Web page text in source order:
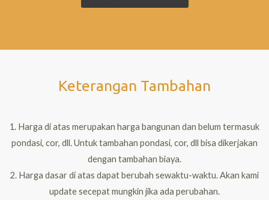
Keterangan Tambahan
1. Harga di atas merupakan harga bangunan dan belum termasuk
pondasi, cor, dll. Untuk tambahan pondasi, cor, dll bisa dikerjakan
dengan tambahan biaya.
2. Harga dasar di atas dapat berubah sewaktu-waktu. Akan kami
update secepat mungkin jika ada perubahan.